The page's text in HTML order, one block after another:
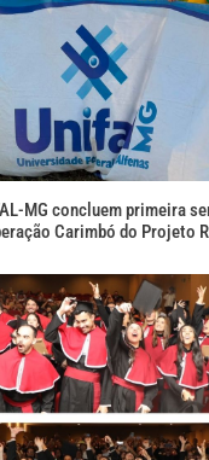
MG concluem primeira
Carimbó do Projeto